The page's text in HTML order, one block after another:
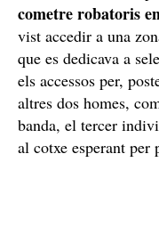
cometre robatoris
vist accedir a una
que es dedicava a
els accessos per,
altres dos homes,
banda, el tercer
al cotxe esperant per